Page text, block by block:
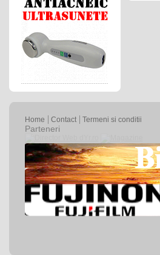
Home
Contact Termeni si conditii
Parteneri